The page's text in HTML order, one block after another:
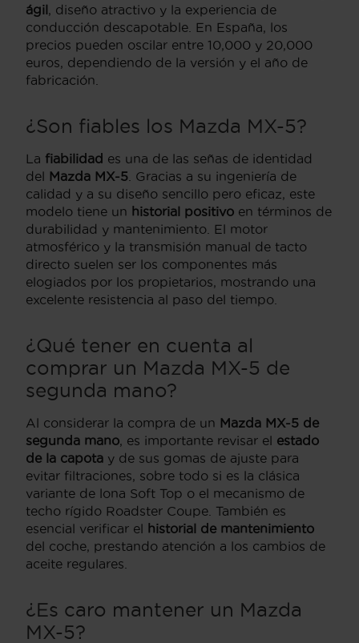
ágil, diseño atractivo y la experiencia de
conducción descapotable. En España, los
precios pueden oscilar entre 10,000 y 20,000
euros, dependiendo de la versión y el año de
fabricación.
¿Son fiables los Mazda MX-5?
La fiabilidad es una de las señas de identidad
del Mazda MX-5 . Gracias a su ingeniería de
calidad y a su diseño sencillo pero eficaz, este
modelo tiene un historial positivo en términos de
durabilidad y mantenimiento. El motor
atmosférico y la transmisión manual de tacto
directo suelen ser los componentes más
elogiados por los propietarios, mostrando una
excelente resistencia al paso del tiempo.
¿Qué tener en cuenta al
comprar un Mazda MX-5 de
segunda mano?
Al considerar la compra de un Mazda MX-5 de
segunda mano, es importante revisar el estado
de la capota y de sus gomas de ajuste para
evitar filtraciones, sobre todo si es la clásica
variante de lona Soft Top o el mecanismo de
techo rígido Roadster Coupe. También es
esencial verificar el historial de mantenimiento
del coche, prestando atención a los cambios de
aceite regulares.
¿Es caro mantener un Mazda
MX-5?